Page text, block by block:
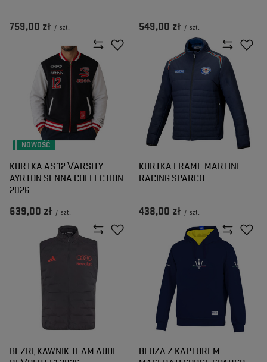
759,00 zł / szt. 549,00 zł / szt.
NOWOŚĆ
KURTKA AS 12 VARSITY
AYRTON SENNA COLLECTION
2026
639,00 zł / szt.
KURTKA FRAME MARTINI
RACING SPARCO
438,00 zł / szt.
BEZRĘKAWNIK TEAM AUDI
BLUZA Z KAPTUREM